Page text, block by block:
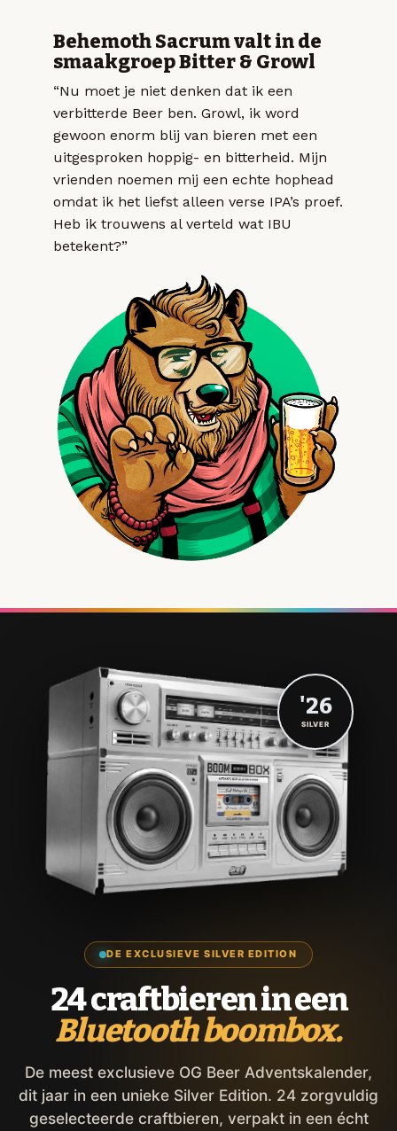
Behemoth Sacrum valt in de
smaakgroep Bitter & Growl
“Nu moet je niet denken dat ik een
verbitterde Beer ben. Growl, ik word
gewoon enorm blij van bieren met een
uitgesproken hoppig- en bitterheid. Mijn
vrienden noemen mij een echte hophead
omdat ik het liefst alleen verse IPA’s proef.
Heb ik trouwens al verteld wat IBU
betekent?”
DE EXCLUSIEVE SILVER EDITION
24 craftbieren in een
Bluetooth boombox.
De meest exclusieve OG Beer Adventskalender,
dit jaar in een unieke Silver Edition. 24 zorgvuldig
geselecteerde craftbieren, verpakt in een écht
'26
SILVER